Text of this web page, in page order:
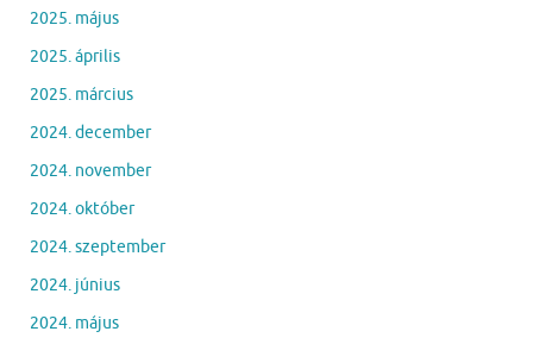
2025. május
2025. április
2025. március
2024. december
2024. november
2024. október
2024. szeptember
2024. június
2024. május